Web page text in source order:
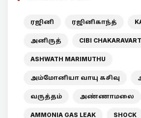
ரஜினி ரஜினிகாந்த்
அனிருத் CIBI
ASHWATH MARIMUTHU
அம்மோனியா வாயு கசிவு
வருத்தம் அண்ணாமலை
AMMONIA GAS LEAK SHOCK